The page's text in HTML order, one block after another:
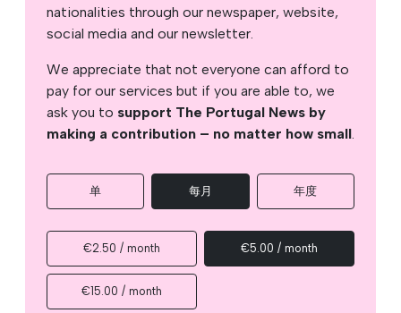
nationalities through our newspaper, website,
social media and our newsletter.
We appreciate that not everyone can afford to
pay for our services but if you are able to, we
ask you to support The Portugal News by
making a contribution – no matter how small.
单 每月 年度
€2.50 / month €5.00 / month
€15.00 / month